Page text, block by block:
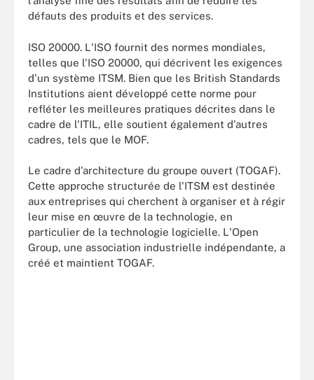
défauts des produits et des services.
ISO 20000. L'ISO fournit des normes mondiales,
telles que l'ISO 20000, qui décrivent les exigences
d'un système ITSM. Bien que les British Standards
Institutions aient développé cette norme pour
refléter les meilleures pratiques décrites dans le
cadre de l'ITIL, elle soutient également d'autres
cadres, tels que le MOF.
Le cadre d'architecture du groupe ouvert (TOGAF).
Cette approche structurée de l'ITSM est destinée
aux entreprises qui cherchent à organiser et à régir
leur mise en œuvre de la technologie, en
particulier de la technologie logicielle. L'Open
Group, une association industrielle indépendante, a
créé et maintient TOGAF.